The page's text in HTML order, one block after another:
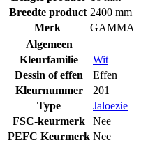
Breedte product 2400 mm
Merk
GAMMA
Algemeen
Kleurfamilie
Wit
Dessin of effen
Effen
Kleurnummer
201
Type
Jaloezie
FSC-keurmerk
Nee
PEFC Keurmerk Nee